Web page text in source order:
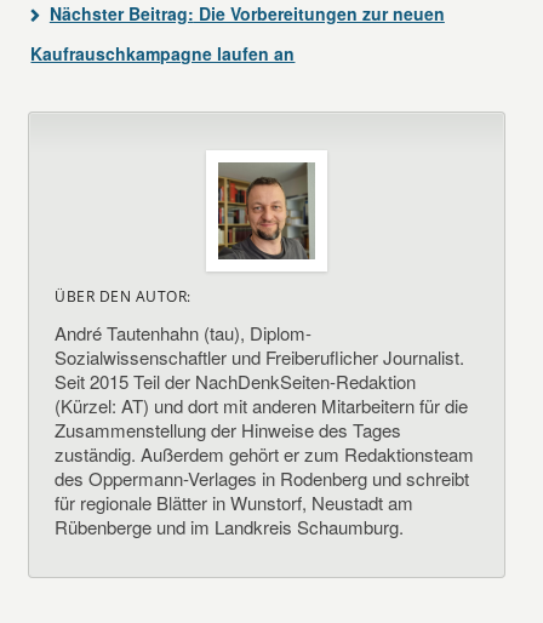
Nächster Beitrag: Die Vorbereitungen zur neuen
Kaufrauschkampagne laufen an
ÜBER DEN AUTOR:
André Tautenhahn (tau), Diplom-
Sozialwissenschaftler und Freiberuflicher Journalist.
Seit 2015 Teil der NachDenkSeiten-Redaktion
(Kürzel: AT) und dort mit anderen Mitarbeitern für die
Zusammenstellung der Hinweise des Tages
zuständig. Außerdem gehört er zum Redaktionsteam
des Oppermann-Verlages in Rodenberg und schreibt
für regionale Blätter in Wunstorf, Neustadt am
Rübenberge und im Landkreis Schaumburg.